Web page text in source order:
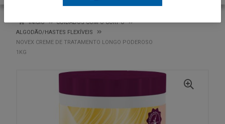
INÍCIO
CUIDADOS COM O CORPO
ALGODÃO/HASTES FLEXÍVEIS
NOVEX CREME DE TRATAMENTO LONGO PODEROSO
1KG